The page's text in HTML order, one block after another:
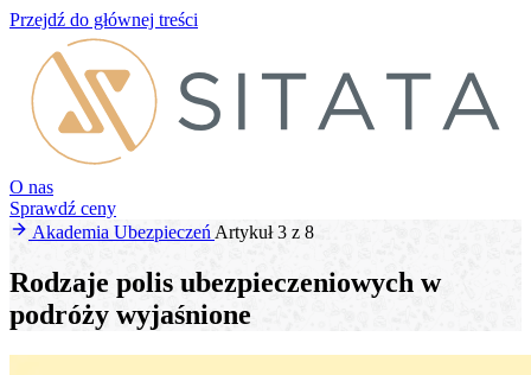
Przejdź do głównej treści
O nas
Sprawdź ceny
Akademia Ubezpieczeń Artykuł 3 z 8
Rodzaje polis ubezpieczeniowych w
podróży wyjaśnione